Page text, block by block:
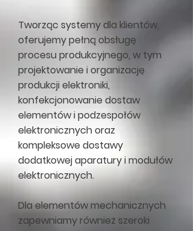
Tworząc systemy dla klientów,
oferujemy pełną obsługę
procesu produkcyjnego, w tym
projektowanie i organizację
produkcji elektroniki,
konfekcjonowanie dostaw
elementów i podzespołów
elektronicznych oraz
kompleksowe dostawy
dodatkowej aparatury i modułów
elektronicznych.
Dla elementów mechanicznych
zapewniamy również szeroki